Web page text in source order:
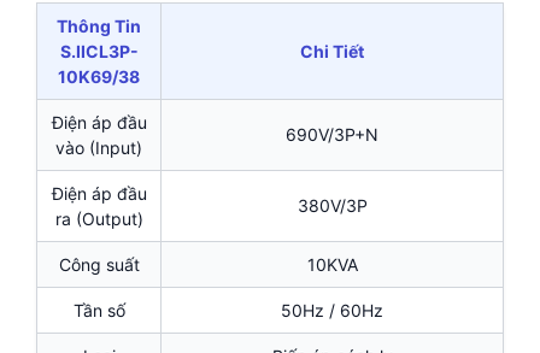
Thông Tin
S.IICL3P-
10K69/38
Chi Tiết
Điện áp đầu
vào (Input)
690V/3P+N
Điện áp đầu
ra (Output)
380V/3P
Công suất 10KVA
Tần số 50Hz / 60Hz